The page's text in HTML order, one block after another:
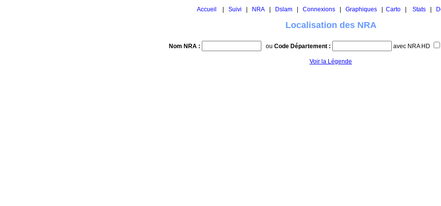
Accueil Suivi NRA Dslam Connexions Graphiques Carto Stats
Localisation des NRA
Nom NRA : ou Code Département : avec NRA HD
Voir la Légende